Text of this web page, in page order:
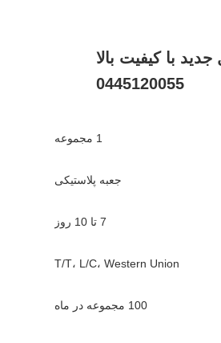
با کیفیت بالا
0445120055
1 مجموعه
جعبه پلاستیکی
7 تا 10 روز
T/T، L/C، Western Union
100 مجموعه در ماه